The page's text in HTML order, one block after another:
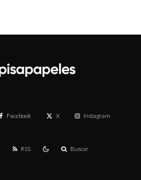
Facebook X Instagram
RSS Buscar